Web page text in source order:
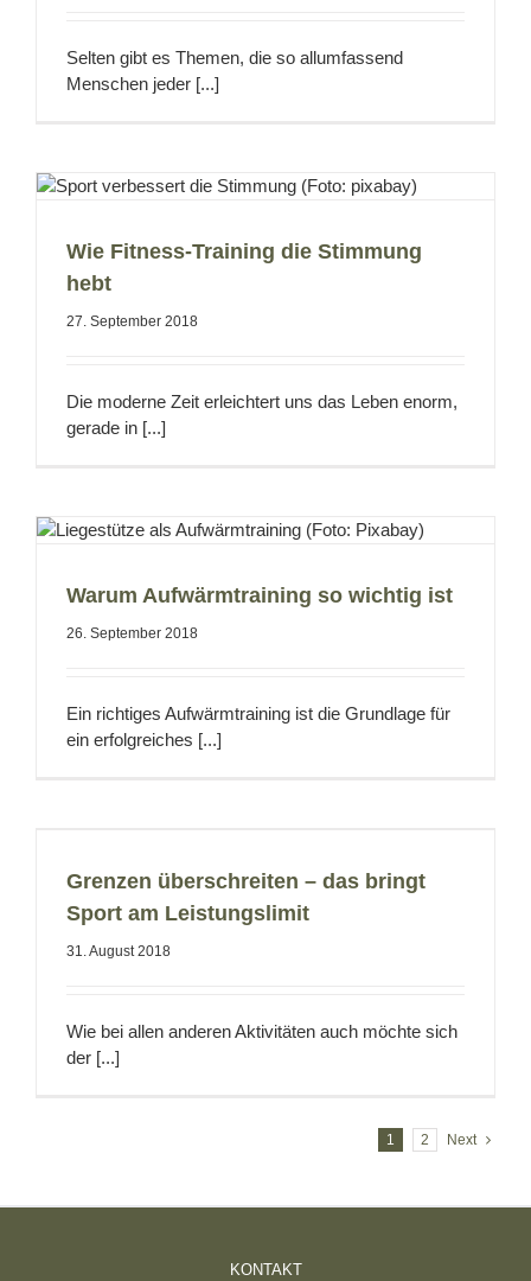
Selten gibt es Themen, die so allumfassend
Menschen jeder [...]
Wie Fitness-Training die Stimmung
hebt
27. September 2018
Die moderne Zeit erleichtert uns das Leben enorm,
gerade in [...]
Warum Aufwärmtraining so wichtig ist
26. September 2018
Ein richtiges Aufwärmtraining ist die Grundlage für
ein erfolgreiches [...]
Grenzen überschreiten – das bringt
Sport am Leistungslimit
31. August 2018
Wie bei allen anderen Aktivitäten auch möchte sich
der [...]
1 2 Next
KONTAKT